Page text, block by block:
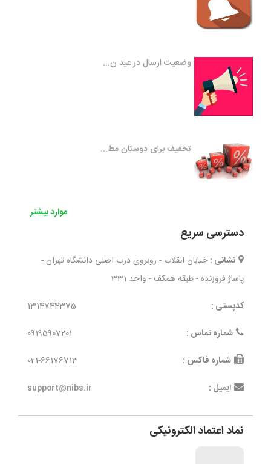
وضعیت ارسال در عید ن...
تخفیف برای دوستان مط...
موارد بیشتر
دسترسی سریع
نشانی : خیابان انقلاب - روبروی درب اصلی دانشگاه تهران -
پاساژ فروزنده - طبقه همکف - واحد 331
کدپستی :
1314744375
شماره تماس :
09195907201
شماره فاکس :
021-66176713
ایمیل :
support@nibs.ir
نماد اعتماد الکترونیکی